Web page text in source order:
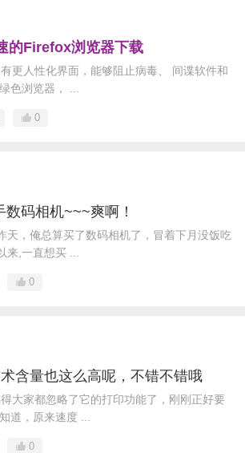
的Firefox浏览器下载
更人性化界面，能够阻止病毒、 间谍软件和
色浏览器， ...
0
码相机~~~爽啊！
天，俺总算买了数码相机了，冒着下月没饭吃
来,一直想买 ...
0
含量也这么高呢，不错不错哦
大家都忽略了它的打印功能了，刚刚正好要
道，原来速度 ...
0